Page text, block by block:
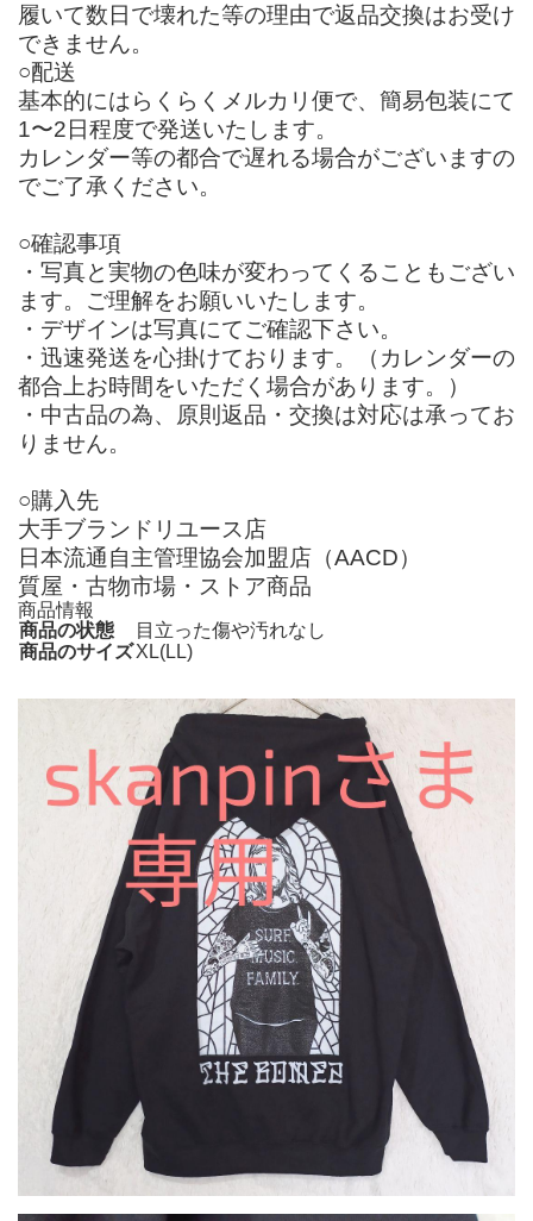
履いて数日で壊れた等の理由で返品交換はお受け
できません。
○配送
基本的にはらくらくメルカリ便で、簡易包装にて
1〜2日程度で発送いたします。
カレンダー等の都合で遅れる場合がございますの
でご了承ください。
○確認事項
・写真と実物の色味が変わってくることもござい
ます。ご理解をお願いいたします。
・デザインは写真にてご確認下さい。
・迅速発送を心掛けております。（カレンダーの
都合上お時間をいただく場合があります。）
・中古品の為、原則返品・交換は対応は承ってお
りません。
○購入先
大手ブランドリユース店
日本流通自主管理協会加盟店（AACD）
質屋・古物市場・ストア商品
商品情報
商品の状態
目立った傷や汚れなし
商品のサイズXL(LL)